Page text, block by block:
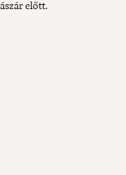
előtt.